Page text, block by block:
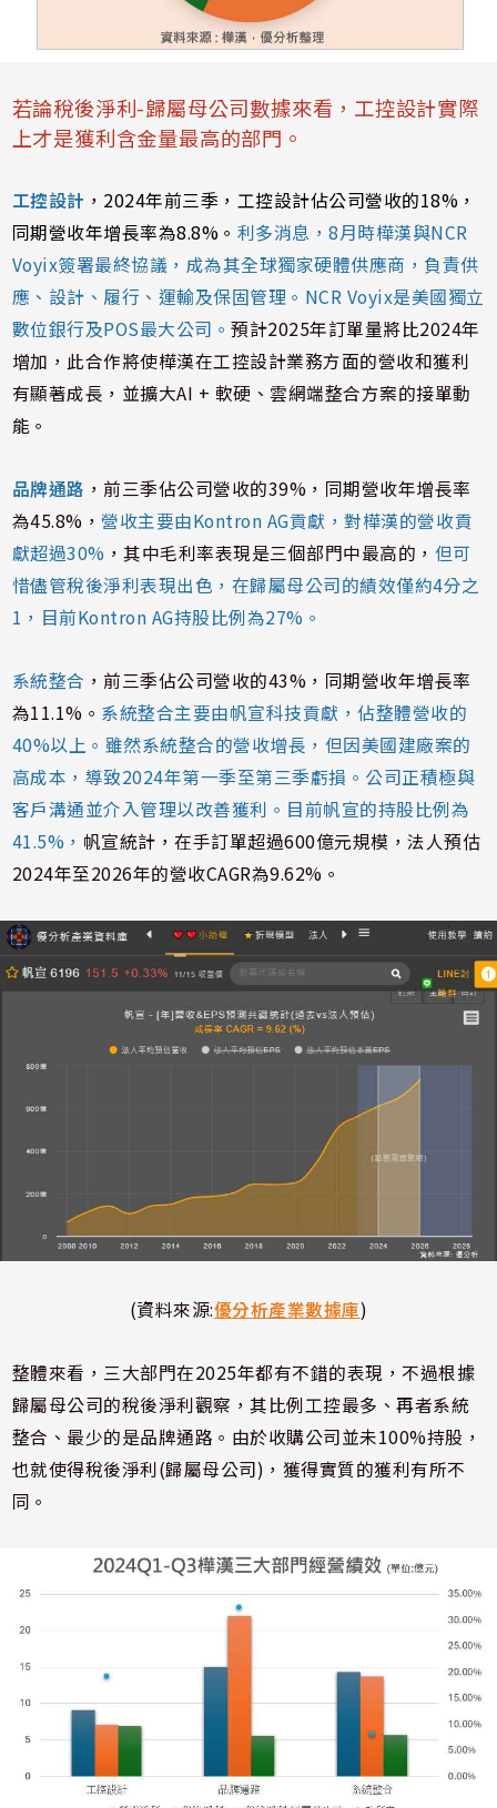
若論稅後淨利-歸屬母公司數據來看，工控設計實際
上才是獲利含金量最高的部門。
工控設計 ， 2024年前三季，工控設計佔公司營收的18%，
同期營收年增長率為8.8%。 利多消息，8月時樺漢與NCR
Voyix簽署最終協議，成為其全球獨家硬體供應商，負責供
應、設計、履行、運輸及保固管理。NCR Voyix是美國獨立
數位銀行及POS最大公司。預計2025年訂單量將比2024年
增加，此合作將使樺漢在工控設計業務方面的營收和獲利
有顯著成長，並擴大AI + 軟硬、雲網端整合方案的接單動
能。
品牌通路 ，前三季佔公司營收的39%，同期營收年增長率
為45.8%，營收主要由Kontron AG貢獻，對樺漢的營收貢
獻超過30% ，其中毛利率表現是三個部門中最高的， 但可
惜儘管稅後淨利表現出色，在歸屬母公司的績效僅約4分之
1，目前Kontron AG持股比例為27%。
系統整合 ，前三季佔公司營收的43%，同期營收年增長率
為11.1%。 系統整合主要由帆宣科技貢獻，佔整體營收的
40%以上。雖然系統整合的營收增長，但因美國建廠案的
高成本，導致2024年第一季至第三季虧損。公司正積極與
客戶溝通並介入管理以改善獲利。目前帆宣的持股比例為
41.5%， 帆宣統計，在手訂單超過600億元規模，法人預估
2024年至2026年的營收CAGR為9.62%。
(資料來源:優分析產業數據庫)
整體來看，三大部門在2025年都有不錯的表現，不過根據
歸屬母公司的稅後淨利觀察，其比例工控最多、再者系統
整合、最少的是品牌通路。由於收購公司並未100%持股，
也就使得稅後淨利(歸屬母公司)，獲得實質的獲利有所不
同。